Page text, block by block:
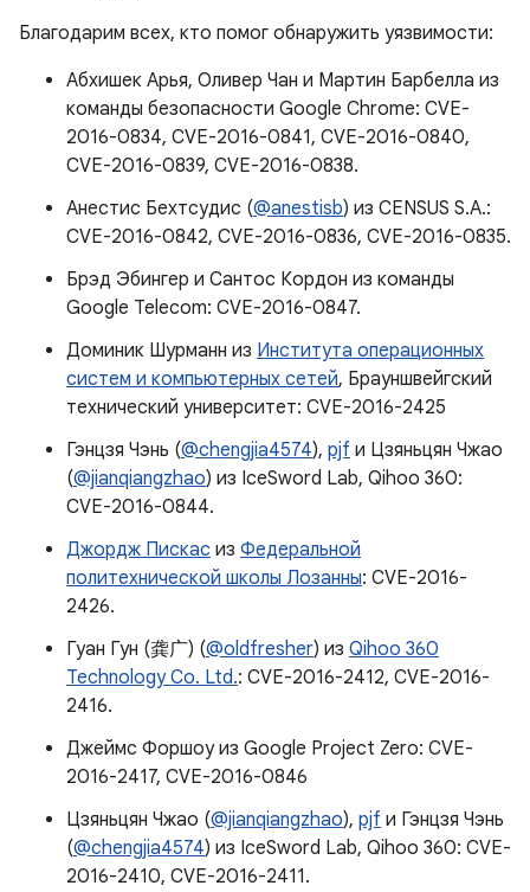
Благодарим всех, кто помог обнаружить уязвимости:
Абхишек Арья, Оливер Чан и Мартин Барбелла из
команды безопасности Google Chrome: CVE-
2016-0834, CVE-2016-0841, CVE-2016-0840,
CVE-2016-0839, CVE-2016-0838.
Анестис Бехтсудис (@anestisb) из CENSUS S.A.:
CVE-2016-0842, CVE-2016-0836, CVE-2016-0835.
Брэд Эбингер и Сантос Кордон из команды
Google Telecom: CVE-2016-0847.
Доминик Шурманн из Института операционных
систем и компьютерных сетей, Брауншвейгский
технический университет: CVE-2016-2425
Гэнцзя Чэнь (@chengjia4574), pjf и Цзяньцян Чжао
(@jianqiangzhao) из IceSword Lab, Qihoo 360:
CVE-2016-0844.
Джордж Пискас из Федеральной
политехнической школы Лозанны: CVE-2016-
2426.
Гуан Гун (龚广) (@oldfresher) из Qihoo 360
Technology Co. Ltd.: CVE-2016-2412, CVE-2016-
2416.
Джеймс Форшоу из Google Project Zero: CVE-
2016-2417, CVE-2016-0846
Цзяньцян Чжао (@jianqiangzhao), pjf и Гэнцзя Чэнь
(@chengjia4574) из IceSword Lab, Qihoo 360: CVE-
2016-2410, CVE-2016-2411.